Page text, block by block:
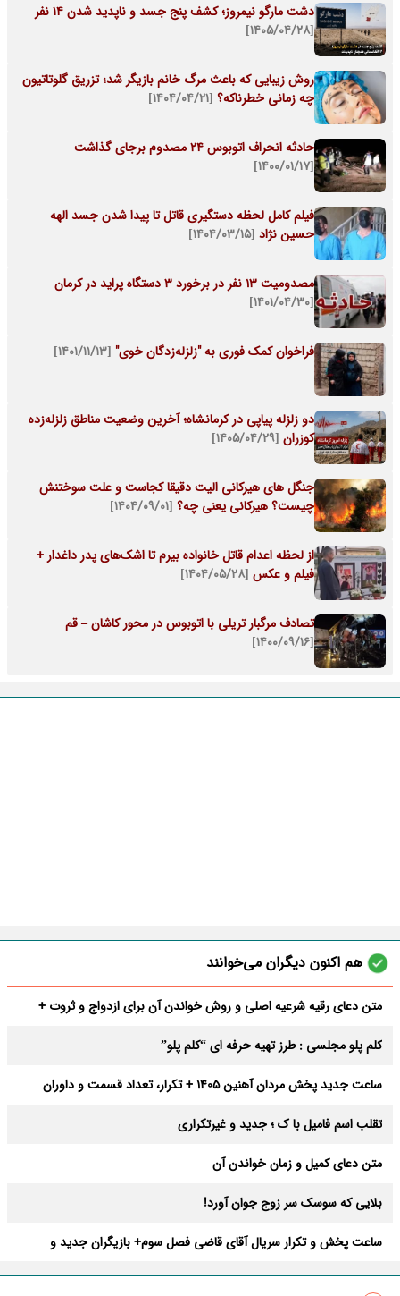
دشت مارگو نیمروز؛ کشف پنج جسد و ناپدید شدن ۱۴ نفر
[۱۴۰۵/۰۴/۲۸]
روش زیبایی که باعث مرگ خانم بازیگر شد؛ تزریق گلوتاتیون
چه زمانی خطرناکه؟ [۱۴۰۴/۰۴/۲۱]
حادثه انحراف اتوبوس 24 مصدوم برجای گذاشت
[۱۴۰۰/۰۱/۱۷]
فیلم کامل لحظه دستگیری قاتل تا پیدا شدن جسد الهه
حسین نژاد [۱۴۰۴/۰۳/۱۵]
مصدومیت 13 نفر در برخورد 3 دستگاه پراید در کرمان
[۱۴۰۱/۰۴/۳۰]
فراخوان کمک فوری به "زلزله‌زدگان خوی" [۱۴۰۱/۱۱/۱۳]
دو زلزله پیاپی در کرمانشاه؛ آخرین وضعیت مناطق زلزله‌زده
کوزران [۱۴۰۵/۰۴/۲۹]
جنگل های هیرکانی الیت دقیقا کجاست و علت سوختنش
چیست؟ هیرکانی یعنی چه؟ [۱۴۰۴/۰۹/۰۱]
از لحظه اعدام قاتل خانواده بیرم تا اشک‌های پدر داغدار +
فیلم و عکس [۱۴۰۴/۰۵/۲۸]
تصادف مرگبار تریلی با اتوبوس در محور کاشان – قم
[۱۴۰۰/۰۹/۱۶]
هم اکنون دیگران می‌خوانند
متن دعای رقیه شرعیه اصلی و روش خواندن آن برای ازدواج و ثروت +
کلم پلو مجلسی : طرز تهیه حرفه ای “کلم پلو”
ساعت جدید پخش مردان آهنین 1405 + تکرار، تعداد قسمت و داوران
تقلب اسم فامیل با ک ؛ جدید و غیرتکراری
متن دعای کمیل و زمان خواندن آن
بلایی که سوسک سر زوج جوان آورد!
ساعت پخش و تکرار سریال آقای قاضی فصل سوم+ بازیگران جدید و
طرز تهیه سالاد ماکارونی خانگی خوشمزه و لذیذ + آموزش تصویری